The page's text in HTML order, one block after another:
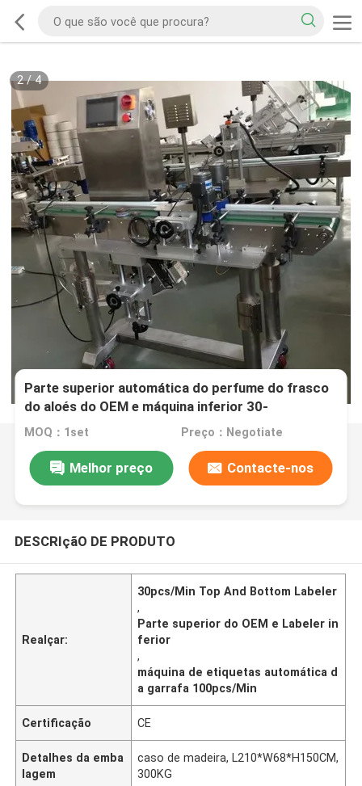
2/4
Parte superior automática do perfume do frasco
do aloés do OEM e máquina inferior 30-
100pcs/Min do Labeler
MOQ：1set Preço：Negotiate
Melhor preço Contacte-nos
DESCRIçãO DE PRODUTO
Realçar:
30pcs/Min Top And Bottom Labeler
,
Parte superior do OEM e Labeler in
ferior
,
máquina de etiquetas automática d
a garrafa 100pcs/Min
Certificação CE
Detalhes da emba
lagem
caso de madeira, L210*W68*H150CM,
300KG